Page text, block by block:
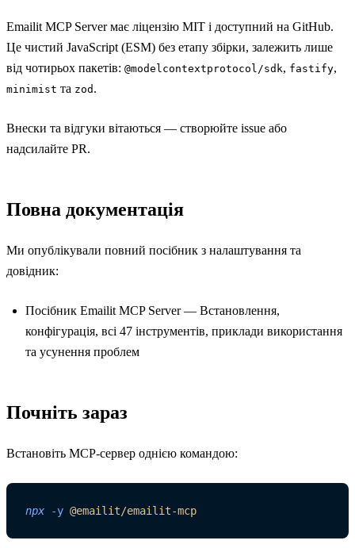
Emailit MCP Server має ліцензію MIT і доступний на GitHub.
Це чистий JavaScript (ESM) без етапу збірки, залежить лише
від чотирьох пакетів: @modelcontextprotocol/sdk, fastify,
minimist та zod .
Внески та відгуки вітаються — створюйте issue або
надсилайте PR.
Повна документація
Ми опублікували повний посібник з налаштування та
довідник:
Посібник Emailit MCP Server— Встановлення,
конфігурація, всі 47 інструментів, приклади використання
та усунення проблем
Почніть зараз
Встановіть MCP-сервер однією командою:
npx -y @emailit/emailit-mcp